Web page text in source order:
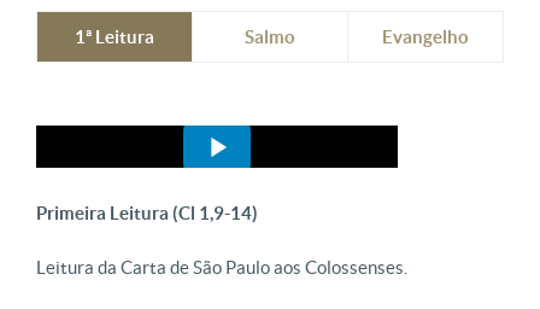
1ª Leitura Salmo Evangelho
Primeira Leitura (Cl 1,9-14)
Leitura da Carta de São Paulo aos Colossenses.